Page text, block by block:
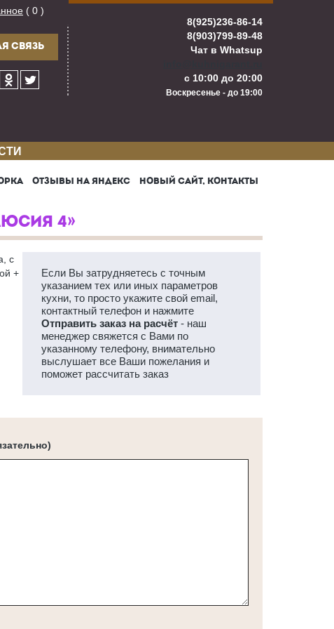
( 0 )
СВЯЗЬ
8(925)236-86-14
8(903)799-89-48
Чат в Whatsup
с 10:00 до 20:00
Воскресенье - до 19:00
ОТЗЫВЫ НА ЯНДЕКС НОВЫЙ САЙТ, КОНТАКТЫ
4»
с
+
Если Вы затрудняетесь с точным
указанием тех или иных параметров
кухни, то просто укажите свой email,
контактный телефон и нажмите
Отправить заказ на расчёт- наш
менеджер свяжется с Вами по
указанному телефону, внимательно
выслушает все Ваши пожелания и
поможет рассчитать заказ